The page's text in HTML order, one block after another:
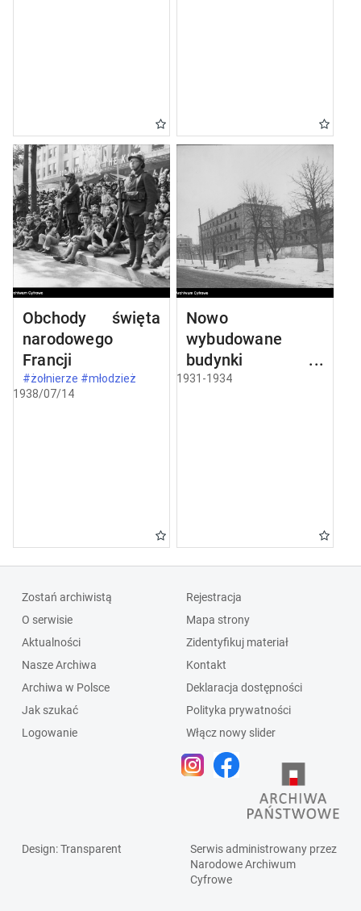
Obchody święta
narodowego
Francji
#żołnierze #młodzież
1938/07/14
Nowo
wybudowane
budynki w
Częstochowie
1931-1934
Zostań archiwistą
O serwisie
Aktualności
Nasze Archiwa
Archiwa w Polsce
Jak szukać
Logowanie
Rejestracja
Mapa strony
Zidentyfikuj materiał
Kontakt
Deklaracja dostępności
Polityka prywatności
Włącz nowy slider
Design: Transparent
Serwis administrowany przez
Narodowe Archiwum
Cyfrowe